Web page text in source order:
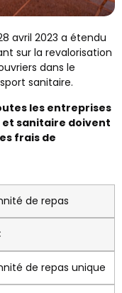
avril 2023 a étendu
sur la revalorisation
dans le
sanitaire.
les entreprises
sanitaire doivent
frais de
de repas
de repas unique